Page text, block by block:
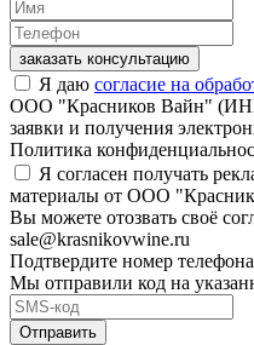
заказать консультацию
Я даю согласие на
ООО "Красников Вайн" (ИНН
заявки и получения
Политика
Я согласен получать
материалы от ООО
Вы можете отозвать своё
sale@krasnikovwine.ru
Подтвердите номер телефона
Мы отправили код на
Отправить